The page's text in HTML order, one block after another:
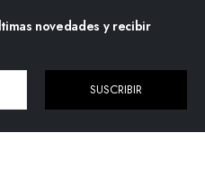
novedades y recibir
SUSCRIBIR